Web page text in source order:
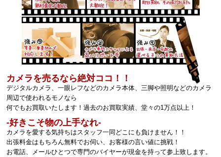
カメラを売るなら絶対ココ！！
デジタルカメラ、一眼レフなどのカメラ本体、三脚や照明などのカメラ
周辺で使われるモノなら
何でもお買取いたします！過去のお買取実績、堂々の1万点以上！
‐好きこそ物の上手なれ‐
カメラを愛する気持ちはスタッフ一同どこにも負けません！！
出張料金はもちろん無料でお伺い、お客様の言い値に挑戦！
お電話、メールひとつで専門のバイヤーが現金を持って参上致します。